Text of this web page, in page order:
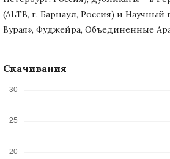
(ALTB, г. Барнаул, Россия) и
Вурая», Фуджейра, Объединенные
Скачивания